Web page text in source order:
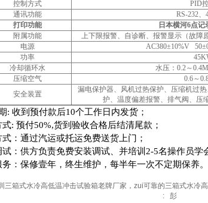
控制方式
PID
通讯功能
RS-232、
打印功能
日本横河6点记
附属功能
上下限报警、自诊断、报警显示（故障
电源
AC380±10%V
功率
冷却循环水
水压：0.2～
压缩空气
0.6～
安全装置
漏电保护器、风机过热保护、压缩机过
护、温度偏差报警、排气阀、压
: 收到预付款后10个工作日内发货；
式: 预付50%,货到验收合格后结清尾款；
式：通过汽运或托运免费送货上门；
试：供方负责免费安装调试、并培训 2-5名操作员学
务：保修壹年，终生维护，每半年一次不定期保养。
三箱式水冷高低温冲击试验箱老牌厂家，zui可靠的三箱式水冷
: 彭